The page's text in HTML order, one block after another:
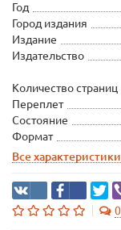
Год
Город издания
Издание
Издательство
Количество страниц
Переплет
Состояние
Формат
Все характеристики
0